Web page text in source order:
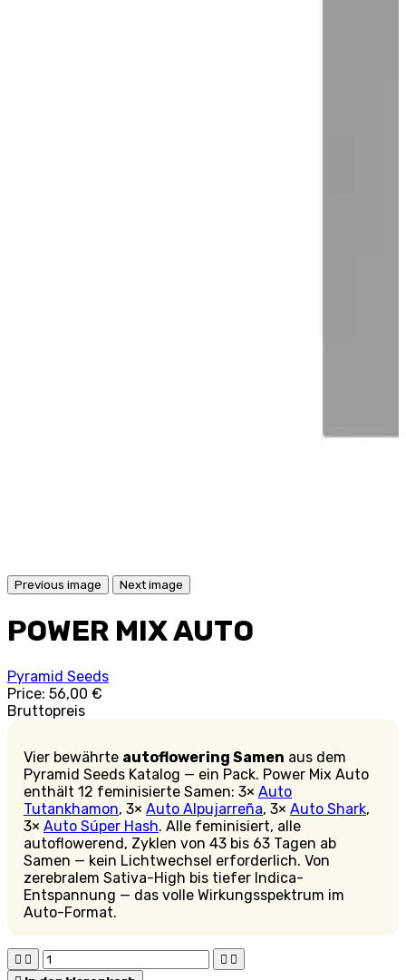
Previous image Next image
POWER MIX AUTO
Pyramid Seeds
Price: 56,00 €
Bruttopreis
Vier bewährte autoflowering Samen aus dem
Pyramid Seeds Katalog — ein Pack. Power Mix Auto
enthält 12 feminisierte Samen: 3× Auto
Tutankhamon, 3× Auto Alpujarreña, 3× Auto Shark,
3× Auto Súper Hash. Alle feminisiert, alle
autoflowerend, Zyklen von 43 bis 63 Tagen ab
Samen — kein Lichtwechsel erforderlich. Von
zerebralem Sativa-High bis tiefer Indica-
Entspannung — das volle Wirkungsspektrum im
Auto-Format.
   